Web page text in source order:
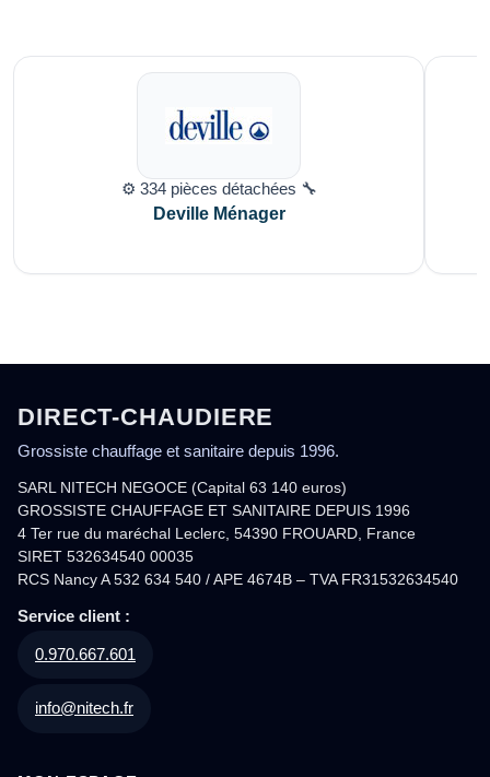
⚙️ 334 pièces détachées 🔧
Deville Ménager
DIRECT-CHAUDIERE
Grossiste chauffage et sanitaire depuis 1996.
SARL NITECH NEGOCE (Capital 63 140 euros)
GROSSISTE CHAUFFAGE ET SANITAIRE DEPUIS 1996
4 Ter rue du maréchal Leclerc, 54390 FROUARD, France
SIRET 532634540 00035
RCS Nancy A 532 634 540 / APE 4674B – TVA FR31532634540
Service client :
0.970.667.601
info@nitech.fr